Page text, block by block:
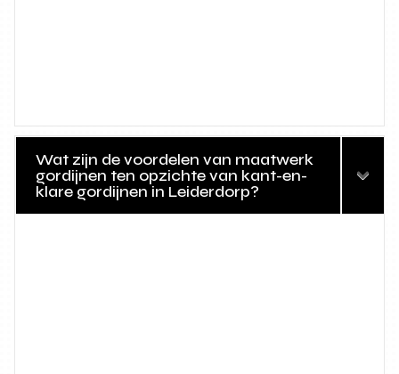
Wat zijn de voordelen van maatwerk
gordijnen ten opzichte van kant-en-
klare gordijnen in Leiderdorp?